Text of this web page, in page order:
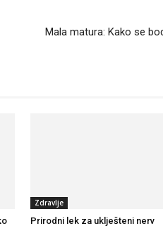
Mala matura: Kako se
Zdravlje
Prirodni lek za uklješteni nerv